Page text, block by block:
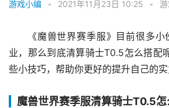
游戏小编 • 2021年11月23日 10:25 •
《魔兽世界赛季服》目前很多
业，那么到底清算骑士T0.5怎么搭配
些小技巧，帮助你更好的提升自己的实
魔兽世界赛季服清算骑士T0.5